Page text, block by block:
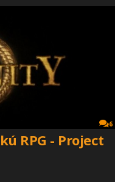
6
RPG - Project